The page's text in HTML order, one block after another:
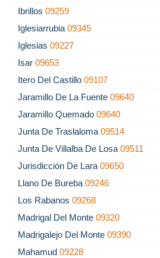
Ibrillos 09259
Iglesiarrubia 09345
Iglesias 09227
Isar 09653
Itero Del Castillo 09107
Jaramillo De La Fuente 09640
Jaramillo Quemado 09640
Junta De Traslaloma 09514
Junta De Villalba De Losa 09511
Jurisdicción De Lara 09650
Llano De Bureba 09246
Los Rabanos 09268
Madrigal Del Monte 09320
Madrigalejo Del Monte 09390
Mahamud 09228